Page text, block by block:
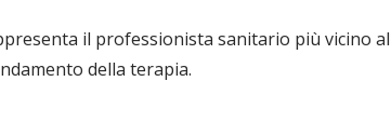
il professionista sanitario più vicino al
della terapia.